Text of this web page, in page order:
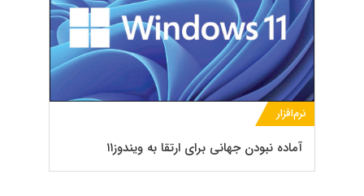
نرم‌افزار
آماده نبودن جهانی برای ارتقا به ویندوز۱۱